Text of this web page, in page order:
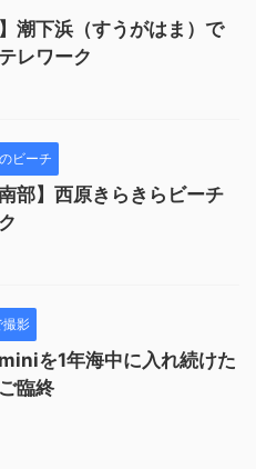
】潮下浜（すうがはま）で
レワーク
ビーチ
南部】西原きらきらビーチ
撮影
を1年海中に入れ続けた
臨終